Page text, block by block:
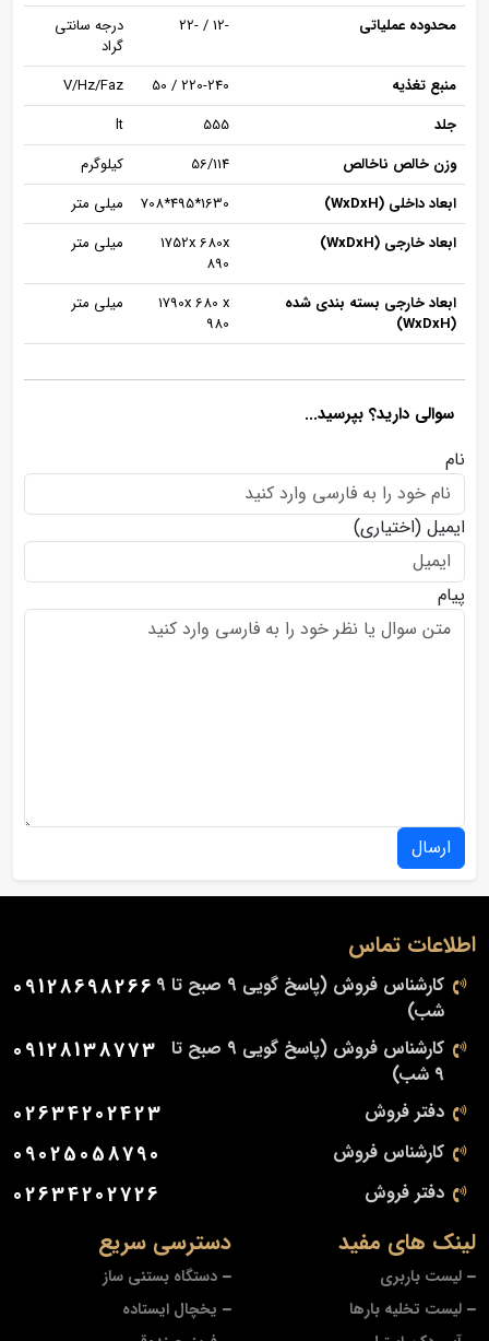
محدوده عملیاتی
-12 / -22
درجه سانتی
گراد
منبع تغذیه
220-240 / 50
V/Hz/Faz
جلد
555
lt
وزن خالص ناخالص
56/114
کیلوگرم
ابعاد داخلی (WxDxH)
1630*495*708
میلی متر
ابعاد خارجی (WxDxH)
1752x 680x
890
میلی متر
ابعاد خارجی بسته بندی شده
(WxDxH)
1790x 680 x
980
میلی متر
سوالی دارید؟ بپرسید...
نام
ایمیل (اختیاری)
پیام
ارسال
دسترسی سریع
دستگاه بستنی ساز
یخچال ایستاده
لینک های مفید
لیست باربری
لیست تخلیه بارها
اطلاعات تماس
کارشناس فروش (پاسخ گویی 9 صبح تا 9
شب)
09128698266
کارشناس فروش (پاسخ گویی 9 صبح تا
9 شب)
09128138773
دفتر فروش 02634202423
کارشناس فروش 09025058790
دفتر فروش 02634202726